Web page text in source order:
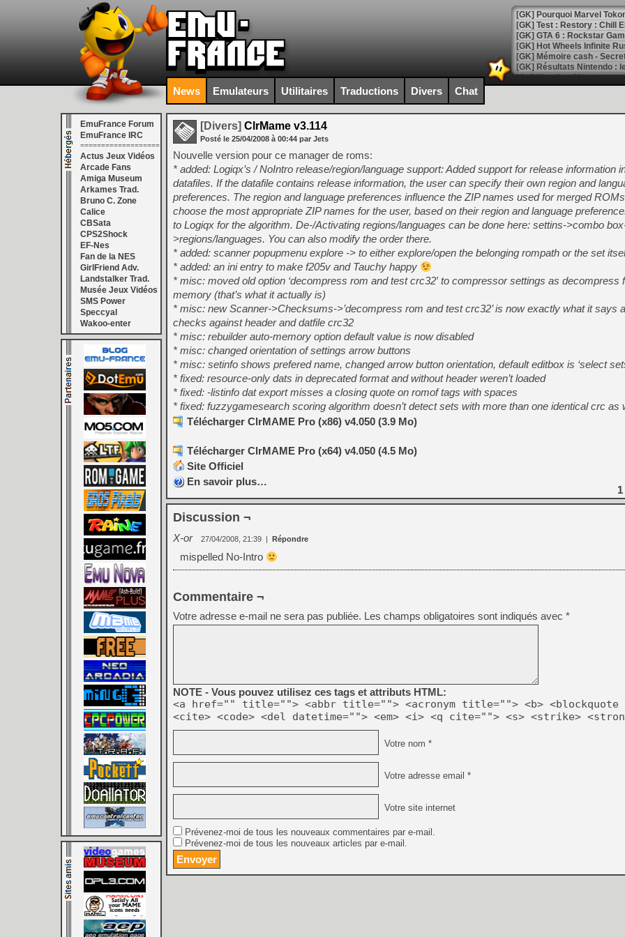
[GK] Pourquoi Marvel
[GK] Test : Restory : Chill
[GK] GTA 6 : Rockstar
[GK] Hot Wheels Infinite
[GK] Mémoire cash -
[GK] Résultats Nintendo :
[GK] Déjà des
[Mo5] Brickboy cherche à
[GK] Minecraft et ses «
[GK] Beast of
[GK] Ubisoft : fin de partie
[GK] Mémoire cash -
[GK] Dan Houser (GTA)
[GK] Comment EA Sports
[GK] Crimson Moon : un
[GK] Isle of Reveries : le
[GK] Moonlighter 2 : The
[GK] Capcom relance
[Mo5] Deux inédits du
[GK] Le beat'em up The
[GK] Endless Legend 2 :
[LS] [PS5] Le WebKit
[GK] Oubliez Crazy Taxi,
[LS] [Switch] NSZ 5.0.0
[GK] No More Room in
[GK] Un chatbot Atelier
[GK] Mémoire cash -
[GK] Nvidia : le prix des
[GK] Suikoden Star Leap :
[Mo5] La mini borne
News Emulateurs Utilitaires Traductions Divers Chat
EmuFrance Forum
EmuFrance IRC
===================
Actus Jeux Vidéos
Arcade Fans
Amiga Museum
Arkames Trad.
Bruno C. Zone
Calice
CBSata
CPS2Shock
EF-Nes
Fan de la NES
GirlFriend Adv.
Landstalker Trad.
Musée Jeux Vidéos
SMS Power
Speccyal
Wakoo-enter
[Divers] ClrMame v3.114
Posté le 25/04/2008 à 00:44 par Jets
Nouvelle version pour ce manager de roms:
* added: Logiqx’s / NoIntro release/region/language support: Added support for release information
datafiles. If the datafile contains release information, the user can specify their own region and
preferences. The region and language preferences influence the ZIP names used for merged
choose the most appropriate ZIP names for the user, based on their region and language
to Logiqx for the algorithm. De-/Activating regions/languages can be done here: settins->combo
>regions/languages. You can also modify the order there.
* added: scanner popupmenu explore -> to either explore/open the belonging rompath or the set
* added: an ini entry to make f205v and Tauchy happy
* misc: moved old option ‘decompress rom and test crc32′ to compressor settings as decompress
memory (that’s what it actually is)
* misc: new Scanner->Checksums->’decompress rom and test crc32’ is now exactly what it says
checks against header and datfile crc32
* misc: rebuilder auto-memory option default value is now disabled
* misc: changed orientation of settings arrow buttons
* misc: setinfo shows prefered name, changed arrow button orientation, default editbox is ‘select
* fixed: resource-only dats in deprecated format and without header weren’t loaded
* fixed: -listinfo dat export misses a closing quote on romof tags with spaces
* fixed: fuzzygamesearch scoring algorithm doesn’t detect sets with more than one identical crc as
Télécharger ClrMAME Pro (x86) v4.050 (3.9 Mo)
Télécharger ClrMAME Pro (x64) v4.050 (4.5 Mo)
Site Officiel
En savoir plus…
1
Discussion ¬
X-or 27/04/2008, 21:39 | Répondre
mispelled No-Intro
Commentaire ¬
Votre adresse e-mail ne sera pas publiée. Les champs obligatoires sont indiqués avec *
NOTE - Vous pouvez utilisez ces tags et attributs HTML:
<a href="" title=""> <abbr title=""> <acronym title=""> <b> <blockquote
<cite> <code> <del datetime=""> <em> <i> <q cite=""> <s> <strike>
Votre nom *
Votre adresse email *
Votre site internet
Prévenez-moi de tous les nouveaux commentaires par e-mail.
Prévenez-moi de tous les nouveaux articles par e-mail.